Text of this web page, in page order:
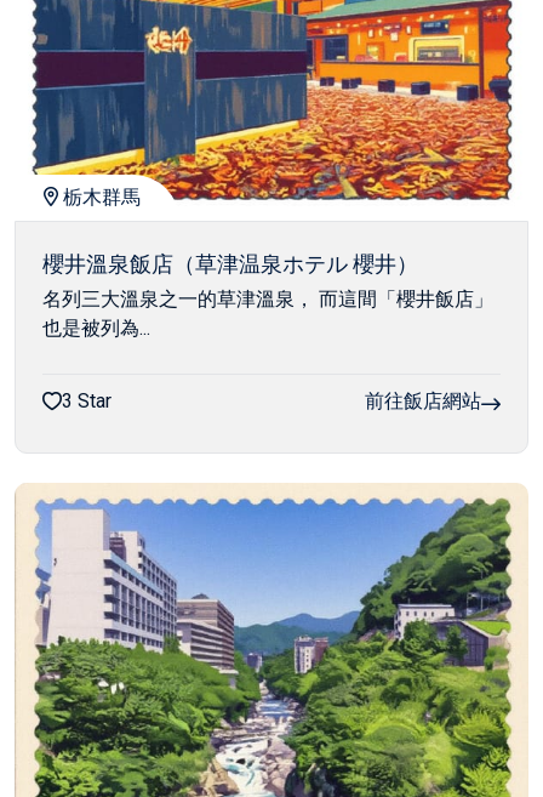
栃木群馬
櫻井溫泉飯店（草津温泉ホテル 櫻井）
名列三大溫泉之一的草津溫泉， 而這間「櫻井飯店」
也是被列為...
3 Star 前往飯店網站